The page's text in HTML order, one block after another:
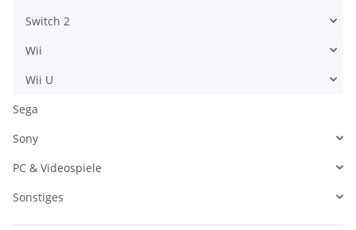
Switch 2
Wii
Wii U
Sega
Sony
PC & Videospiele
Sonstiges